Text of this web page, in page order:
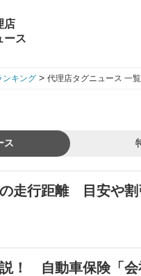
店
ース
ンキング > 代理店タグニュース 一覧
ス
走行距離 目安や割
！ 自動車保険「会